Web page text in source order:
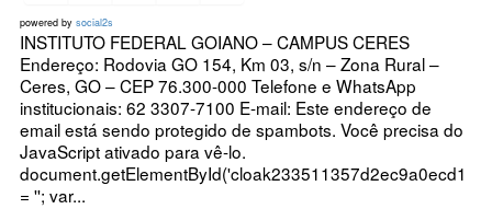
powered by social2s
INSTITUTO FEDERAL GOIANO – CAMPUS CERES
Endereço: Rodovia GO 154, Km 03, s/n – Zona Rural –
Ceres, GO – CEP 76.300-000 Telefone e WhatsApp
institucionais: 62 3307-7100 E-mail: Este endereço de
email está sendo protegido de spambots. Você precisa do
JavaScript ativado para vê-lo.
= ''; var...